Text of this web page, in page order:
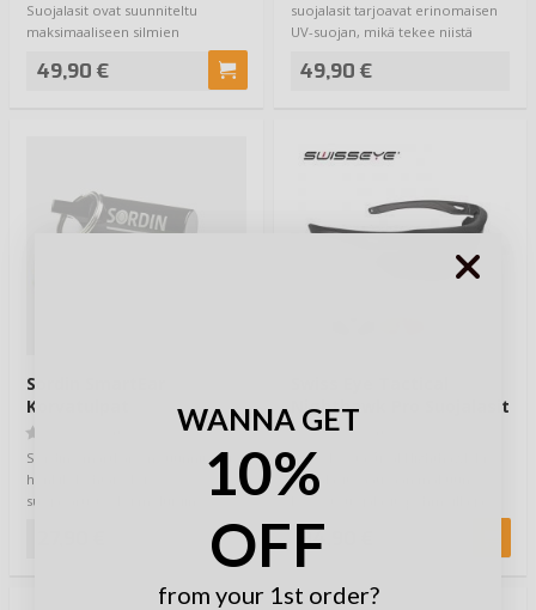
Suojalasit ovat suunniteltu
maksimaaliseen silmien
49,90 €
suojalasit tarjoavat erinomaisen
UV-suojan, mikä tekee niistä
49,90 €
Sordin SmartEar
Korvatulpat
Sordin SmartEar on suunniteltu
henkilökohtaiseksi
suojavarusteeksi meluisiin
Nighthawk Pro Suojalasit
Swiss Eye tactical Nighthawk Pro,
suojalasit vaativaan makuun.
Kevyet suojalasit, pehmeillä ja
joust…
84,90 €
WANNA GET
10%
OFF
from your 1st order?